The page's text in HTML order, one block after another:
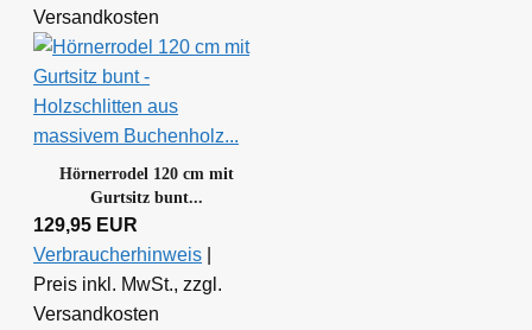
Versandkosten
Hörnerrodel 120 cm mit
Gurtsitz bunt...
129,95 EUR
Verbraucherhinweis
Preis inkl. MwSt., zzgl.
Versandkosten